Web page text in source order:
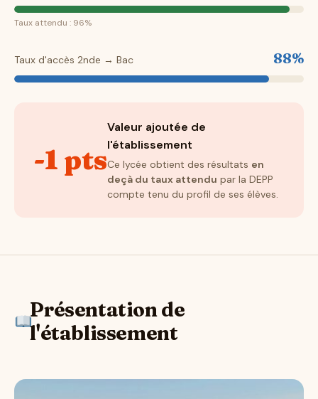
Taux attendu : 96%
Taux d'accès 2nde → Bac 88%
-1 pts
Valeur ajoutée de
l'établissement
Ce lycée obtient des résultats en
deçà du taux attendu par la DEPP
compte tenu du profil de ses élèves.
Présentation de
l'établissement